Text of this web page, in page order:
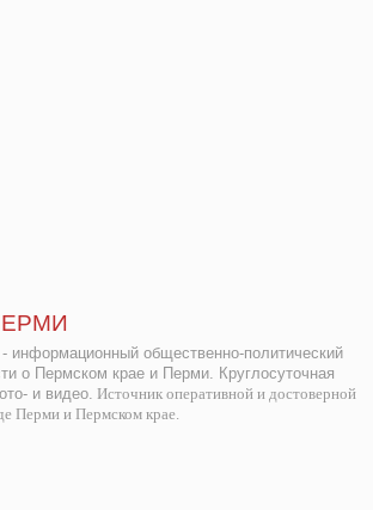
информационный общественно-политический
о Пермском крае и Перми. Круглосуточная
и видео. Источник оперативной и достоверной
Перми и Пермском крае.